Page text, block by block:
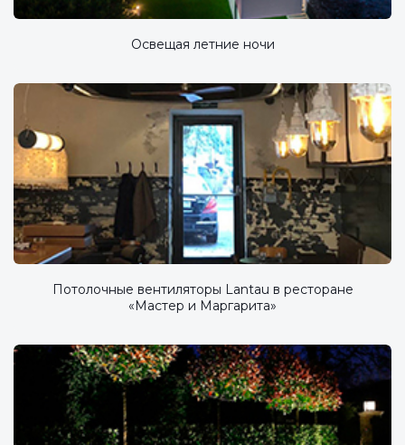
Освещая летние ночи
Потолочные вентиляторы Lantau в ресторане
«Мастер и Маргарита»